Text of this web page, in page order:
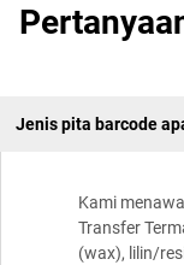
Jenis pita barcode
Kami
Transfer
(wax), lilin/